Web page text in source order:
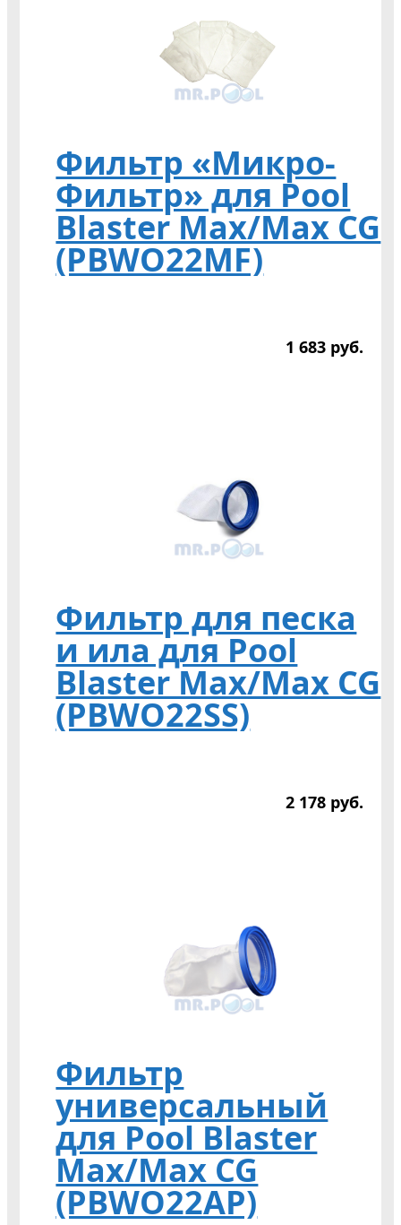
Фильтр «Микро-
Фильтр» для Pool
Blaster Max/Max CG
(PBWO22MF)
1 683 руб.
Фильтр для песка
и ила для Pool
Blaster Max/Max CG
(PBWO22SS)
2 178 руб.
Фильтр
универсальный
для Pool Blaster
Max/Max CG
(PBWO22AP)